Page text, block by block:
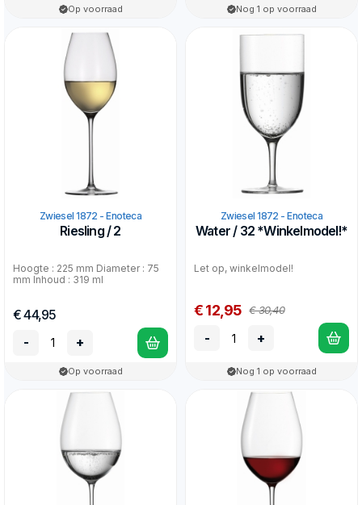
Op voorraad Nog 1 op voorraad
Zwiesel 1872 - Enoteca
Riesling / 2
Hoogte : 225 mm Diameter : 75
mm Inhoud : 319 ml
€ 44,95
-
+
Op voorraad
Zwiesel 1872 - Enoteca
Water / 32 *Winkelmodel!*
Let op, winkelmodel!
€ 12,95 € 30,40
- +
Nog 1 op voorraad